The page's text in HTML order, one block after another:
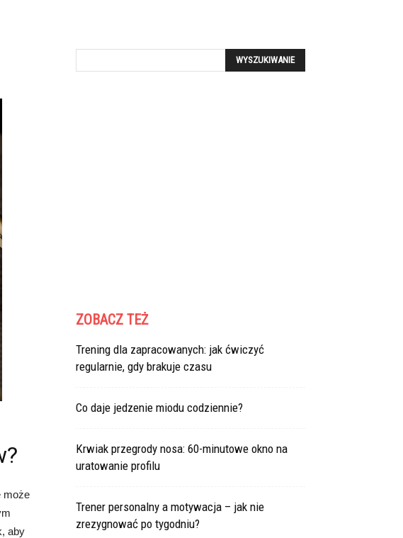
może
aby
ZOBACZ TEŻ
Trening dla zapracowanych: jak ćwiczyć
regularnie, gdy brakuje czasu
Co daje jedzenie miodu codziennie?
Krwiak przegrody nosa: 60-minutowe okno na
uratowanie profilu
Trener personalny a motywacja – jak nie
zrezygnować po tygodniu?